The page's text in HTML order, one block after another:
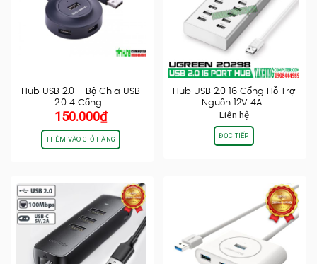
Hub USB 2.0 – Bộ Chia USB
2.0 4 Cổng…
150.000₫
THÊM VÀO GIỎ HÀNG
Hub USB 2.0 16 Cổng Hỗ Trợ
Nguồn 12V 4A…
Liên hệ
ĐỌC TIẾP